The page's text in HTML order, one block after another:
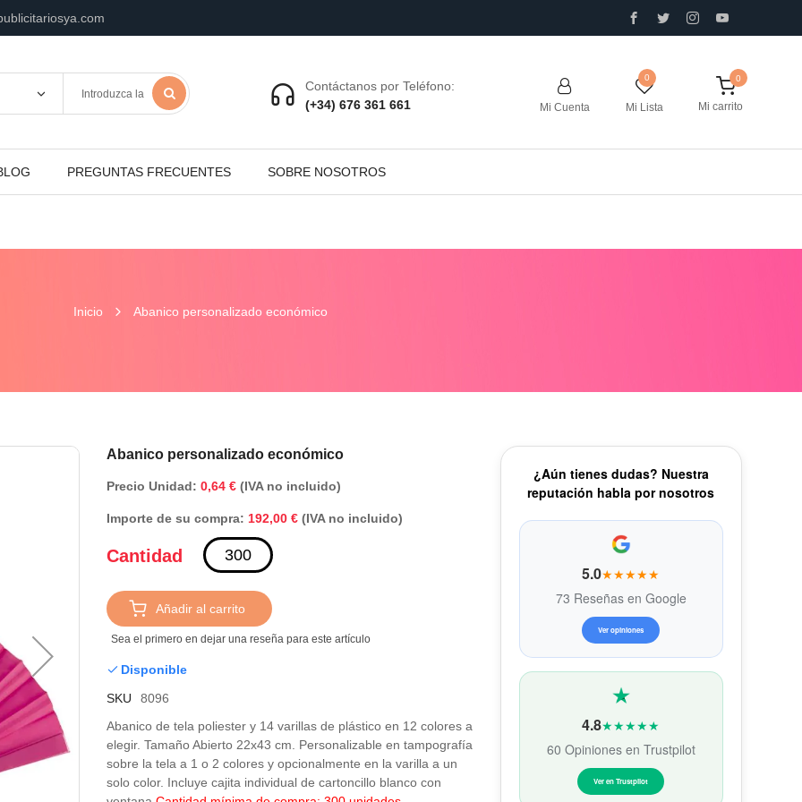
Contáctanos por Teléfono:
(+34) 676 361 661
Mi Cuenta Mi Lista Mi carrito
0
PREGUNTAS FRECUENTES SOBRE NOSOTROS
Inicio Abanico personalizado económico
Saltar
comienzo
galería
Abanico personalizado económico
Precio Unidad:0,64 € (IVA no incluido)
Importe de su compra: 192,00 € (IVA no incluido)
Cantidad
Añadir al carrito
Sea el primero en dejar una reseña para este artículo
Disponible
SKU
8096
Abanico de tela poliester y 14 varillas de plástico en 12 colores a
elegir. Tamaño Abierto 22x43 cm. Personalizable en tampografía
sobre la tela a 1 o 2 colores y opcionalmente en la varilla a un
solo color. Incluye cajita individual de cartoncillo blanco con
¿Aún tienes dudas? Nuestra
reputación habla por nosotros
5.0★★★★★
73 Reseñas en Google
Ver opiniones
4.8★★★★★
60 Opiniones en Trustpilot
Ver en Trustpilot